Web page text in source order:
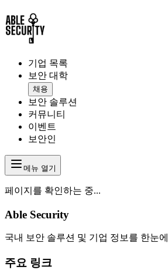
기업 목록
보안 대학
채용
보안 솔루션
커뮤니티
이벤트
보안인
메뉴 열기
페이지를 확인하는 중...
Able Security
국내 보안 솔루션 및 기업 정보를 한눈
주요 링크